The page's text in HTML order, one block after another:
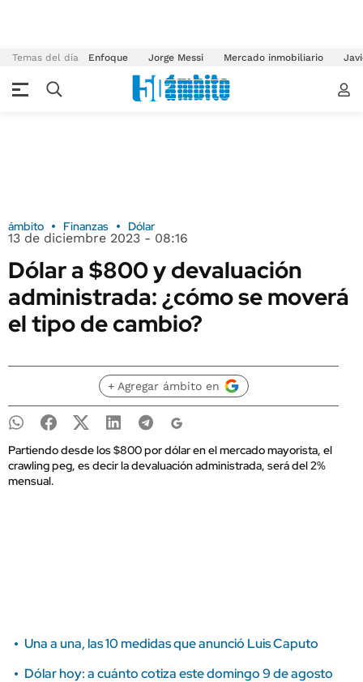
Temas del día Enfoque Jorge Messi Mercado inmobiliario
ámbito Finanzas Dólar
13 de diciembre 2023 - 08:16
Dólar a $800 y devaluación
administrada: ¿cómo se moverá
el tipo de cambio?
+ Agregar ámbito en
Partiendo desde los $800 por dólar en el mercado mayorista, el
crawling peg, es decir la devaluación administrada, será del 2%
mensual.
Una a una, las 10 medidas que anunció Luis Caputo
Dólar hoy: a cuánto cotiza este domingo 9 de agosto